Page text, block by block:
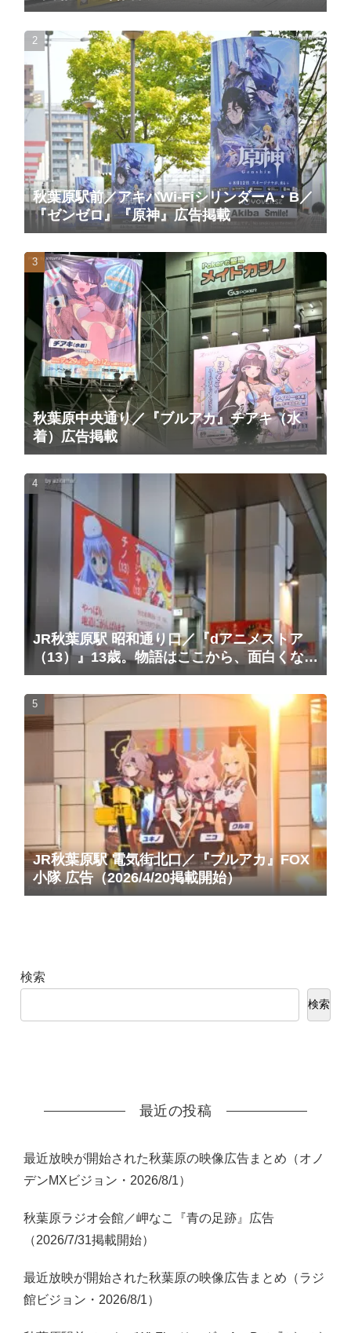
秋葉原駅前／アキバWi-FiシリンダーA・B／
『ゼンゼロ』『原神』広告掲載
秋葉原中央通り／『ブルアカ』チアキ（水
着）広告掲載
JR秋葉原駅 昭和通り口／『dアニメストア
（13）』13歳。物語はここから、面白くな
る。広告（2025/10/20掲載開始）
JR秋葉原駅 電気街北口／『ブルアカ』FOX
小隊 広告（2026/4/20掲載開始）
検索
検索
最近の投稿
最近放映が開始された秋葉原の映像広告まとめ（オノ
デンMXビジョン・2026/8/1）
秋葉原ラジオ会館／岬なこ『青の足跡』広告
（2026/7/31掲載開始）
最近放映が開始された秋葉原の映像広告まとめ（ラジ
館ビジョン・2026/8/1）